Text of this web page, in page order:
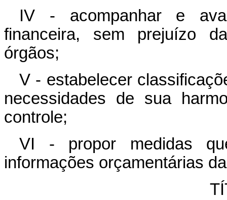
IV - acompanhar e
financeira, sem prejuízo
órgãos;
V - estabelecer
necessidades de sua
controle;
VI - propor medidas
informações orçamentárias